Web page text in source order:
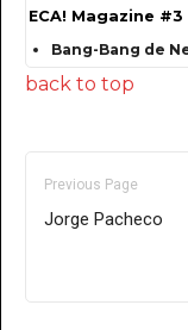
ECA! Magazine #3
Bang-Bang de
back to top
Previous Page
Jorge Pacheco